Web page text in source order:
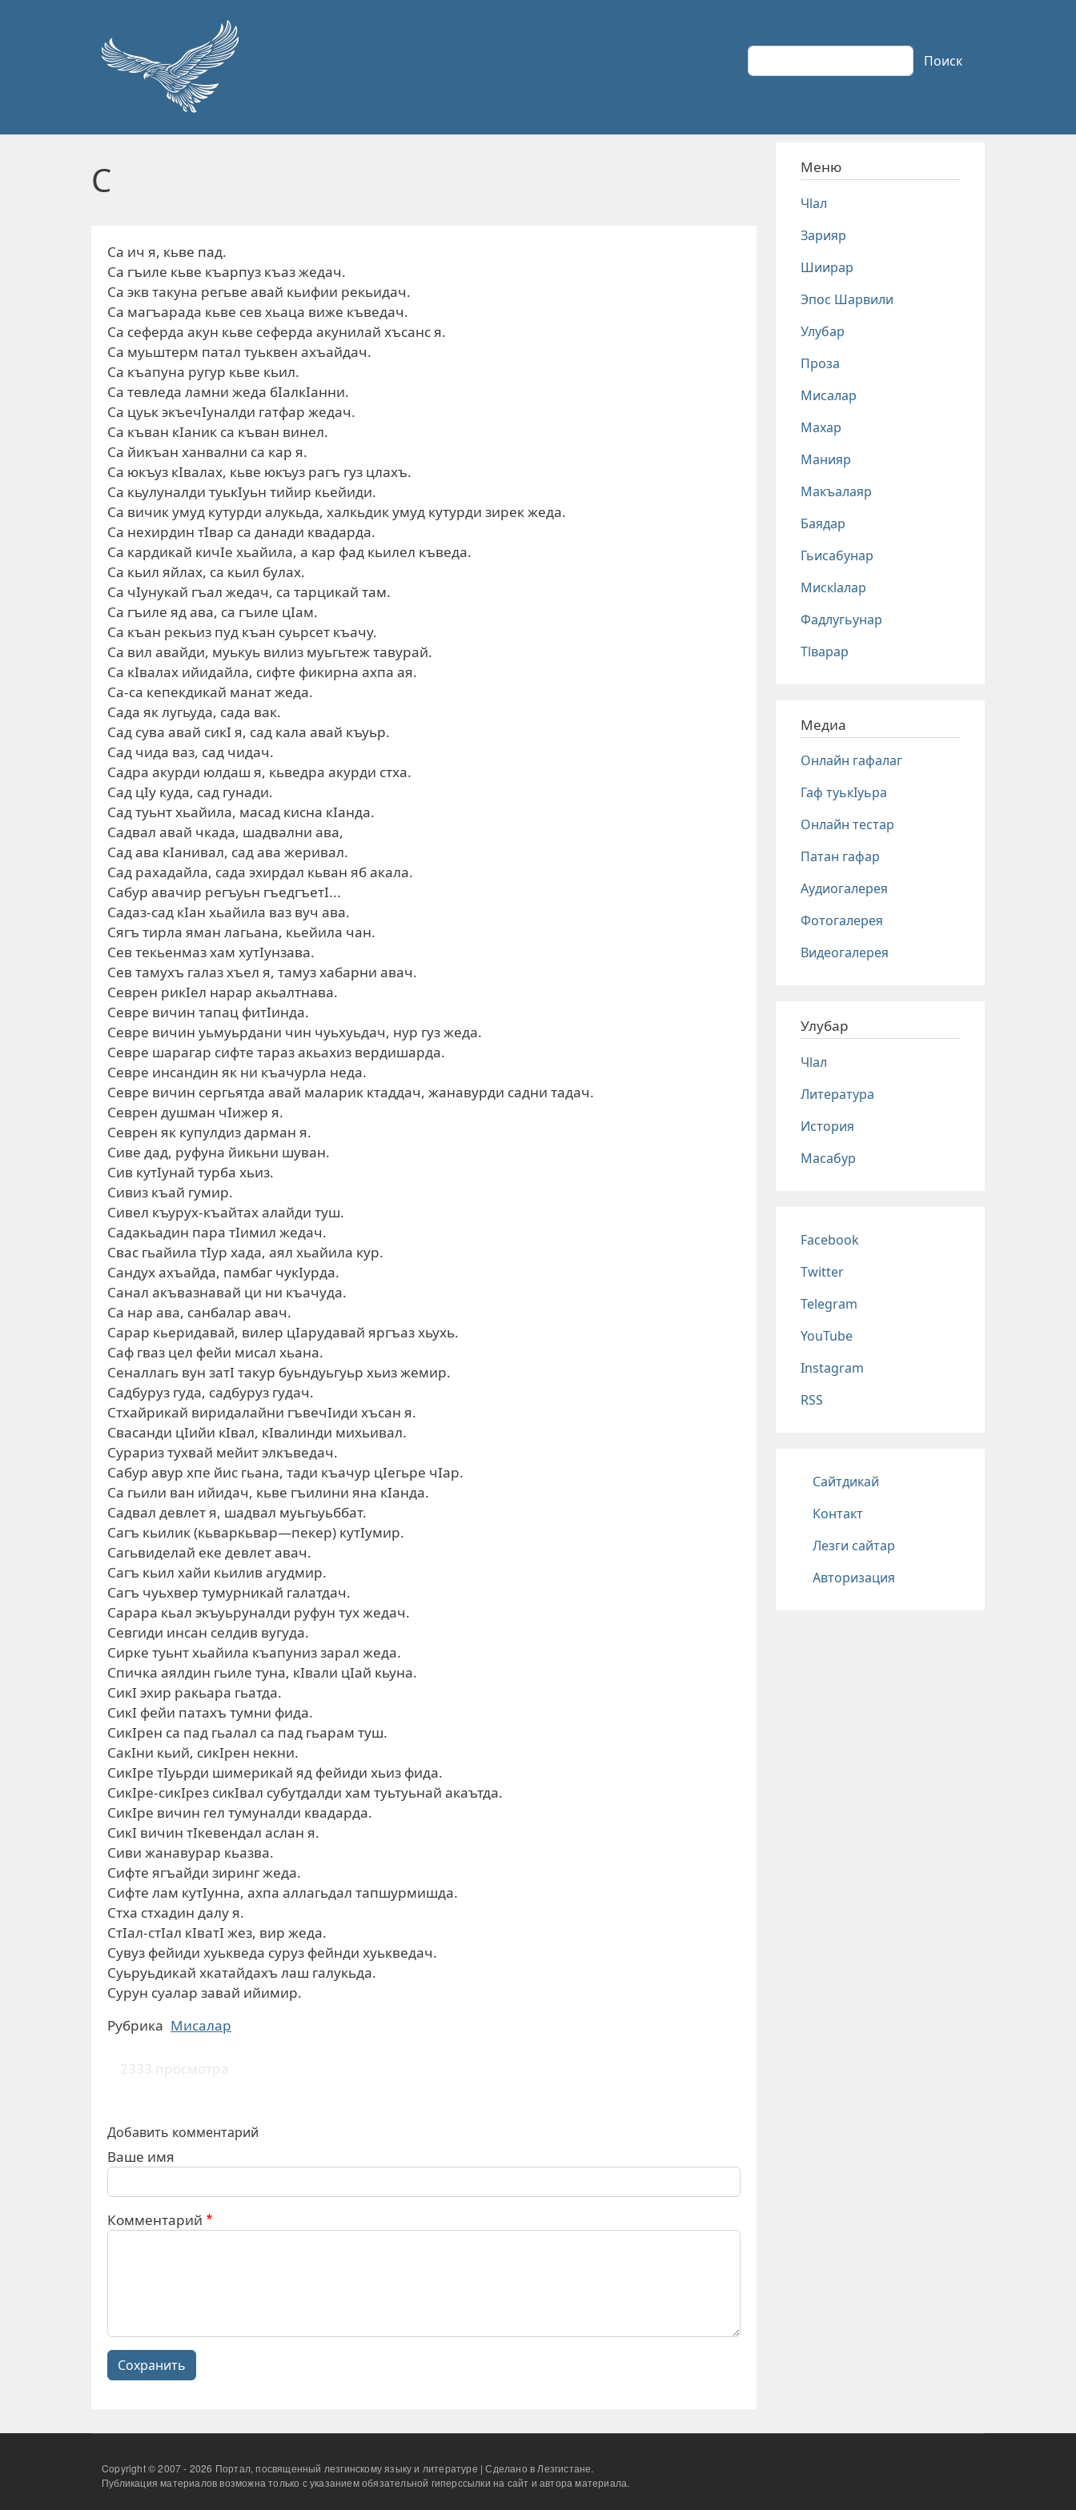
Поиск Поиск
С
Са ич я, кьве пад.
Са гъиле кьве къарпуз къаз жедач.
Са экв такуна регьве авай кьифии рекьидач.
Са магъарада кьве сев хьаца виже къведач.
Са сеферда акун кьве сеферда акунилай хъсанс я.
Са муьштерм патал туьквен ахъайдач.
Са къапуна ругур кьве кьил.
Са тевледа ламни жеда бIалкIанни.
Са цуьк экъечIуналди гатфар жедач.
Са къван кIаник са къван винел.
Са йикъан ханвални са кар я.
Са юкъуз кIвалах, кьве юкъуз рагъ гуз цлахъ.
Са кьулуналди туькIуьн тийир кьейиди.
Са вичик умуд кутурди алукьда, халкьдик умуд кутурди зирек жеда.
Са нехирдин тIвар са данади квадарда.
Са кардикай кичIе хьайила, а кар фад кьилел къведа.
Са кьил яйлах, са кьил булах.
Са чIунукай гъал жедач, са тарцикай там.
Са гъиле яд ава, са гъиле цIам.
Са къан рекьиз пуд къан суьрсет къачу.
Са вил авайди, муькуь вилиз муьгьтеж тавурай.
Са кIвалах ийидайла, сифте фикирна ахпа ая.
Са-са кепекдикай манат жеда.
Сада як лугьуда, сада вак.
Сад сува авай сикI я, сад кала авай къуьр.
Сад чида ваз, сад чидач.
Садра акурди юлдаш я, кьведра акурди стха.
Сад цIу куда, сад гунади.
Сад туьнт хьайила, масад кисна кIанда.
Садвал авай чкада, шадвални ава,
Сад ава кIанивал, сад ава жеривал.
Сад рахадайла, сада эхирдал кьван яб акала.
Сабур авачир регъуьн гъедгъетI...
Садаз-сад кIан хьайила ваз вуч ава.
Сягъ тирла яман лагьана, кьейила чан.
Сев текьенмаз хам хутIунзава.
Сев тамухъ галаз хъел я, тамуз хабарни авач.
Севрен рикIел нарар акьалтнава.
Севре вичин тапац фитIинда.
Севре вичин уьмуьрдани чин чуьхуьдач, нур гуз жеда.
Севре шарагар сифте тараз акьахиз вердишарда.
Севре инсандин як ни къачурла неда.
Севре вичин сергьятда авай маларик ктаддач, жанавурди садни тадач.
Севрен душман чIижер я.
Севрен як купулдиз дарман я.
Сиве дад, руфуна йикьни шуван.
Сив кутIунай турба хьиз.
Сивиз къай гумир.
Сивел къурух-къайтах алайди туш.
Садакьадин пара тIимил жедач.
Свас гьайила тIур хада, аял хьайила кур.
Сандух ахъайда, памбаг чукIурда.
Санал акъвазнавай ци ни къачуда.
Са нар ава, санбалар авач.
Сарар кьеридавай, вилер цIарудавай яргъаз хьухь.
Саф гваз цел фейи мисал хьана.
Сеналлагь вун затI такур буьндуьгуьр хьиз жемир.
Садбуруз гуда, садбуруз гудач.
Стхайрикай виридалайни гъвечIиди хъсан я.
Свасанди цIийи кIвал, кIвалинди михьивал.
Сурариз тухвай мейит элкъведач.
Сабур авур хпе йис гьана, тади къачур цIегьре чIар.
Са гьили ван ийидач, кьве гъилини яна кIанда.
Садвал девлет я, шадвал муьгьуьббат.
Сагъ кьилик (кьваркьвар—пекер) кутIумир.
Сагьвиделай еке девлет авач.
Сагъ кьил хайи кьилив агудмир.
Сагъ чуьхвер тумурникай галатдач.
Сарара кьал экъуьруналди руфун тух жедач.
Севгиди инсан селдив вугуда.
Сирке туьнт хьайила къапуниз зарал жеда.
Спичка аялдин гьиле туна, кIвали цIай кьуна.
СикI эхир ракьара гьатда.
СикI фейи патахъ тумни фида.
СикIрен са пад гьалал са пад гьарам туш.
СакIни кьий, сикIрен некни.
СикIре тIуьрди шимерикай яд фейиди хьиз фида.
СикIре-сикIрез сикIвал субутдалди хам туьтуьнай акаътда.
СикIре вичин гел тумуналди квадарда.
СикI вичин тIкевендал аслан я.
Сиви жанавурар кьазва.
Сифте ягъайди зиринг жеда.
Сифте лам кутIунна, ахпа аллагьдал тапшурмишда.
Стха стхадин далу я.
СтIал-стIал кIватI жез, вир жеда.
Сувуз фейиди хуькведа суруз фейнди хуькведач.
Суьруьдикай хкатайдахъ лаш галукьда.
Сурун суалар завай ийимир.
Рубрика Мисалар
2333 просмотра
Добавить комментарий
Ваше имя
Комментарий
Сохранить
Меню
Чlал
Зарияр
Шиирар
Эпос Шарвили
Улубар
Проза
Мисалар
Махар
Манияр
Макъалаяр
Баядар
Гьисабунар
Мискlалар
Фадлугьунар
Тlварар
Медиа
Онлайн гафалаг
Гаф туькIуьра
Онлайн тестар
Патан гафар
Аудиогалерея
Фотогалерея
Видеогалерея
Улубар
Чlал
Литература
История
Масабур
Соц сети
Facebook
Twitter
Telegram
YouTube
Instagram
RSS
Подвал
Сайтдикай
Контакт
Лезги сайтар
Авторизация
Copyright © 2007 - 2026 Портал, посвященный лезгинскому языку и литературе | Сделано в Лезгистане.
Публикация материалов возможна только с указанием обязательной гиперссылки на сайт и автора материала.